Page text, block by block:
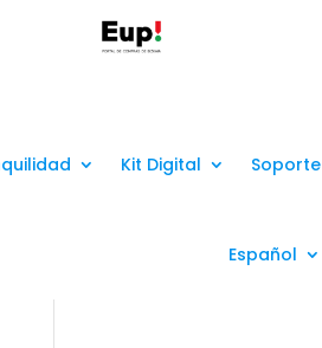
Kit Digital Soporte
Español